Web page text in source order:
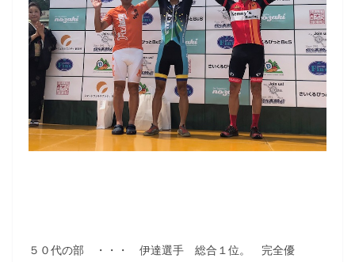
５０代の部 ・・・ 伊達選手 総合１位。 完全優